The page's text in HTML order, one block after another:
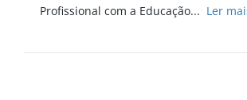
Profissional com a Educação... Ler